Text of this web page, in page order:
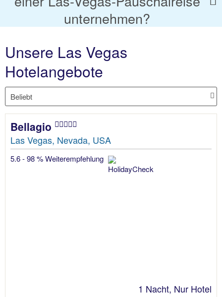
unternehmen?
Unsere Las Vegas
Hotelangebote
Bellagio
Las Vegas, Nevada, USA
5.6 - 98 % Weiterempfehlung
1 Nacht, Nur Hotel